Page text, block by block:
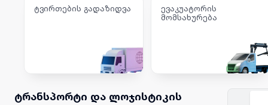
ტვირთების გადაზიდვა
ევაკუატორის
მომსახურება
ტრანსპორტი და ლოჯისტიკის